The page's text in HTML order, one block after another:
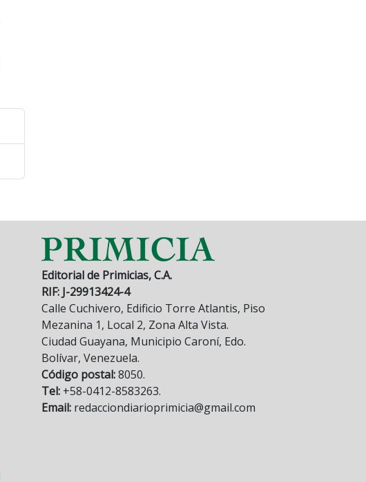
Editorial de Primicias, C.A.
RIF: J-29913424-4
Calle Cuchivero, Edificio Torre Atlantis, Piso
Mezanina 1, Local 2, Zona Alta Vista.
Ciudad Guayana, Municipio Caroní, Edo.
Bolívar, Venezuela.
Código postal:8050.
Tel: +58-0412-8583263.
Email: redacciondiarioprimicia@gmail.com